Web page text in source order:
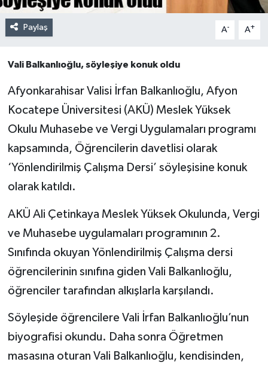
Paylaş A- A+
Vali Balkanlıoğlu, söyleşiye konuk oldu
Afyonkarahisar Valisi İrfan Balkanlıoğlu, Afyon
Kocatepe Üniversitesi (AKÜ) Meslek Yüksek
Okulu Muhasebe ve Vergi Uygulamaları programı
kapsamında, Öğrencilerin davetlisi olarak
‘Yönlendirilmiş Çalışma Dersi’ söyleşisine konuk
olarak katıldı.
AKÜ Ali Çetinkaya Meslek Yüksek Okulunda, Vergi
ve Muhasebe uygulamaları programının 2.
Sınıfında okuyan Yönlendirilmiş Çalışma dersi
öğrencilerinin sınıfına giden Vali Balkanlıoğlu,
öğrenciler tarafından alkışlarla karşılandı.
Söyleşide öğrencilere Vali İrfan Balkanlıoğlu’nun
biyografisi okundu. Daha sonra Öğretmen
masasına oturan Vali Balkanlıoğlu, kendisinden,